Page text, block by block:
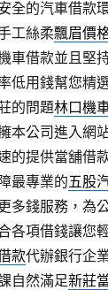
全的汽車借款
工絲柔飄眉價
車借款並且堅
低用錢幫您精
的問題林口機
本公司進入網
的提供當舖借
最專業的五股
多錢服務，為
各項借錢讓您
款代辦銀行企
自然滿足新莊